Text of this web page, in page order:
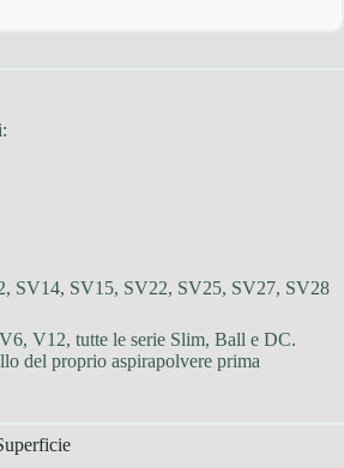
SV14, SV15, SV22, SV25, SV27, SV28
V12, tutte le serie Slim, Ball e DC.
del proprio aspirapolvere prima